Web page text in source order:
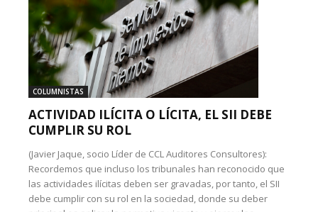
COLUMNISTAS
ACTIVIDAD ILÍCITA O LÍCITA, EL SII DEBE
CUMPLIR SU ROL
(Javier Jaque, socio Líder de CCL Auditores Consultores):
Recordemos que incluso los tribunales han reconocido que
las actividades ilícitas deben ser gravadas, por tanto, el SII
debe cumplir con su rol en la sociedad, donde su deber